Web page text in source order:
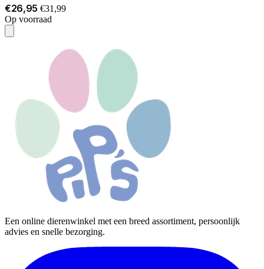
€26,95 €31,99
Op voorraad
Een online dierenwinkel met een breed assortiment, persoonlijk
advies en snelle bezorging.